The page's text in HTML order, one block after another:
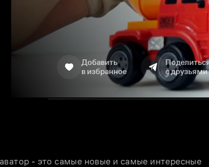
Добавить
в избранное
с друзьями
- это самые новые и самые интересные